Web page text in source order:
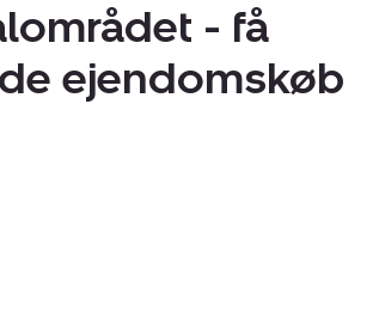
- få
ejendomskøb